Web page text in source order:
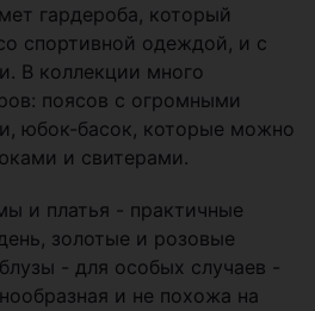
гардероба, который
спортивной одеждой, и с
В коллекции много
поясов с огромными
юбок-басок, которые можно
и свитерами.
и платья - практичные
золотые и розовые
- для особых случаев -
и не похожа на